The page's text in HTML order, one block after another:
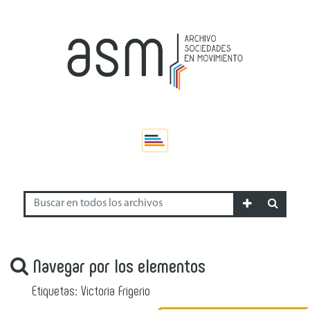
Navegar por los elementos
Etiquetas: Victoria Frigerio